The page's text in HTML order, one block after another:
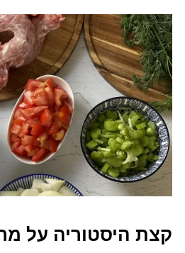
קצת היסטוריה על